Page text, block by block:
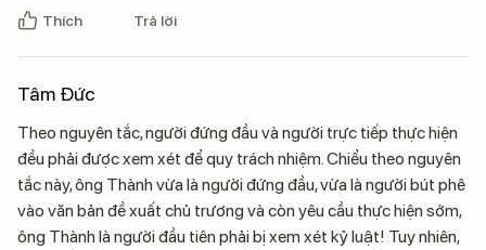
Thích Trả lời
Tâm Đức
Theo nguyên tắc, người đứng đầu và người trực tiếp thực hiện
đều phải được xem xét để quy trách nhiệm. Chiểu theo nguyên
tắc này, ông Thành vừa là người đứng đầu, vừa là người bút phê
vào văn bản đề xuất chủ trương và còn yêu cầu thực hiện sớm,
ông Thành là người đầu tiên phải bị xem xét kỷ luật! Tuy nhiên,